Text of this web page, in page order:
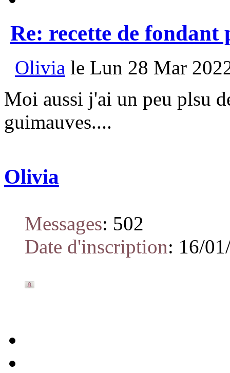
Re: recette de fondant
Olivia le Lun 28 Mar
Moi aussi j'ai un peu plsu
guimauves....
Olivia
Messages: 502
Date d'inscription: 16/